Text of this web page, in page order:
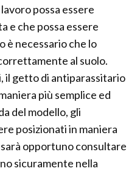
possa essere
e che possa essere
è necessario che lo
al suolo.
il getto di antiparassitario
più semplice ed
del modello, gli
posizionati in maniera
opportuno consultare
sicuramente nella